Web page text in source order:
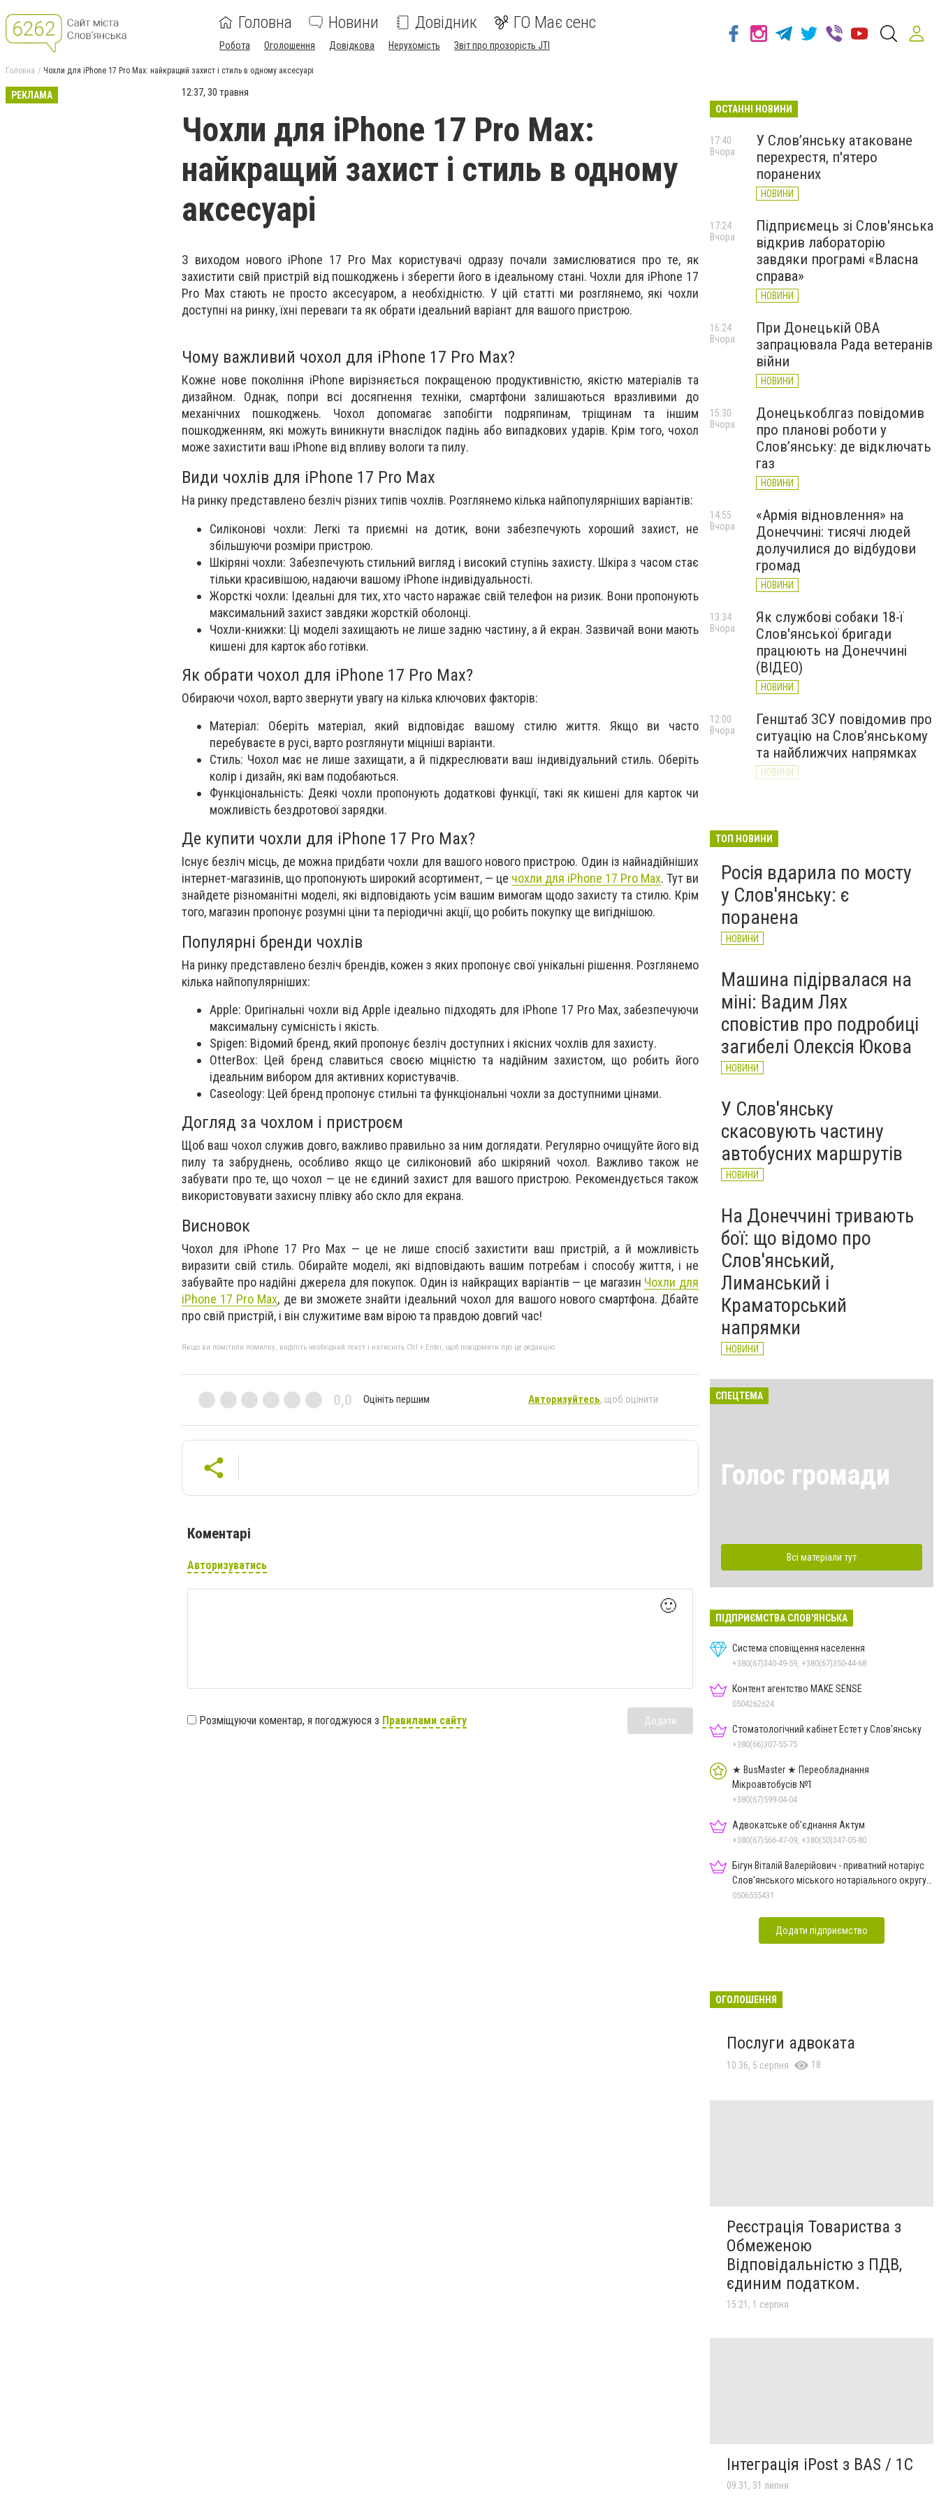
Головна Новини Довідник ГО Має сенс
Робота Оголошення Довідкова Нерухомість Звіт про прозорість JTI
Головна Чохли для iPhone 17 Pro Max: найкращий захист і стиль в одному аксесуарі
РЕКЛАМА 12:37, 30 травня
Чохли для iPhone 17 Pro Max:
найкращий захист і стиль в одному
аксесуарі
З виходом нового iPhone 17 Pro Max користувачі одразу почали замислюватися про те, як
захистити свій пристрій від пошкоджень і зберегти його в ідеальному стані. Чохли для iPhone 17
Pro Max стають не просто аксесуаром, а необхідністю. У цій статті ми розглянемо, які чохли
доступні на ринку, їхні переваги та як обрати ідеальний варіант для вашого пристрою.
Чому важливий чохол для iPhone 17 Pro Max?
Кожне нове покоління iPhone вирізняється покращеною продуктивністю, якістю матеріалів та
дизайном. Однак, попри всі досягнення техніки, смартфони залишаються вразливими до
механічних пошкоджень. Чохол допомагає запобігти подряпинам, тріщинам та іншим
пошкодженням, які можуть виникнути внаслідок падінь або випадкових ударів. Крім того, чохол
може захистити ваш iPhone від впливу вологи та пилу.
Види чохлів для iPhone 17 Pro Max
На ринку представлено безліч різних типів чохлів. Розглянемо кілька найпопулярніших варіантів:
Силіконові чохли: Легкі та приємні на дотик, вони забезпечують хороший захист, не
збільшуючи розміри пристрою.
Шкіряні чохли: Забезпечують стильний вигляд і високий ступінь захисту. Шкіра з часом стає
тільки красивішою, надаючи вашому iPhone індивідуальності.
Жорсткі чохли: Ідеальні для тих, хто часто наражає свій телефон на ризик. Вони пропонують
максимальний захист завдяки жорсткій оболонці.
Чохли-книжки: Ці моделі захищають не лише задню частину, а й екран. Зазвичай вони мають
кишені для карток або готівки.
Як обрати чохол для iPhone 17 Pro Max?
Обираючи чохол, варто звернути увагу на кілька ключових факторів:
Матеріал: Оберіть матеріал, який відповідає вашому стилю життя. Якщо ви часто
перебуваєте в русі, варто розглянути міцніші варіанти.
Стиль: Чохол має не лише захищати, а й підкреслювати ваш індивідуальний стиль. Оберіть
колір і дизайн, які вам подобаються.
Функціональність: Деякі чохли пропонують додаткові функції, такі як кишені для карток чи
можливість бездротової зарядки.
Де купити чохли для iPhone 17 Pro Max?
Існує безліч місць, де можна придбати чохли для вашого нового пристрою. Один із найнадійніших
інтернет-магазинів, що пропонують широкий асортимент, — це чохли для iPhone 17 Pro Max. Тут ви
знайдете різноманітні моделі, які відповідають усім вашим вимогам щодо захисту та стилю. Крім
того, магазин пропонує розумні ціни та періодичні акції, що робить покупку ще вигіднішою.
Популярні бренди чохлів
На ринку представлено безліч брендів, кожен з яких пропонує свої унікальні рішення. Розглянемо
кілька найпопулярніших:
Apple: Оригінальні чохли від Apple ідеально підходять для iPhone 17 Pro Max, забезпечуючи
максимальну сумісність і якість.
Spigen: Відомий бренд, який пропонує безліч доступних і якісних чохлів для захисту.
OtterBox: Цей бренд славиться своєю міцністю та надійним захистом, що робить його
ідеальним вибором для активних користувачів.
Caseology: Цей бренд пропонує стильні та функціональні чохли за доступними цінами.
Догляд за чохлом і пристроєм
Щоб ваш чохол служив довго, важливо правильно за ним доглядати. Регулярно очищуйте його від
пилу та забруднень, особливо якщо це силіконовий або шкіряний чохол. Важливо також не
забувати про те, що чохол — це не єдиний захист для вашого пристрою. Рекомендується також
використовувати захисну плівку або скло для екрана.
Висновок
Чохол для iPhone 17 Pro Max — це не лише спосіб захистити ваш пристрій, а й можливість
виразити свій стиль. Обирайте моделі, які відповідають вашим потребам і способу життя, і не
забувайте про надійні джерела для покупок. Один із найкращих варіантів — це магазин Чохли для
iPhone 17 Pro Max, де ви зможете знайти ідеальний чохол для вашого нового смартфона. Дбайте
про свій пристрій, і він служитиме вам вірою та правдою довгий час!
Якщо ви помітили помилку, виділіть необхідний текст і натисніть Ctrl + Enter, щоб повідомити про це редакцію
0,0 Оцініть першим Авторизуйтесь, щоб оцінити
Коментарі
Авторизуватись
🙂
Розміщуючи коментар, я погоджуюся з Правилами сайту Додати
ОСТАННІ НОВИНИ
У Слов’янську атаковане
перехрестя, п'ятеро
поранених
НОВИНИ
17:40
Вчора
Підприємець зі Слов'янська
відкрив лабораторію
завдяки програмі «Власна
справа»
НОВИНИ
17:24
Вчора
При Донецькій ОВА
запрацювала Рада ветеранів
війни
НОВИНИ
16:24
Вчора
Донецькоблгаз повідомив
про планові роботи у
Слов’янську: де відключать
газ
НОВИНИ
15:30
Вчора
«Армія відновлення» на
Донеччині: тисячі людей
долучилися до відбудови
громад
НОВИНИ
14:55
Вчора
Як службові собаки 18-ї
Слов'янської бригади
працюють на Донеччині
(ВІДЕО)
НОВИНИ
13:34
Вчора
Генштаб ЗСУ повідомив про
ситуацію на Слов’янському
та найближчих напрямках
НОВИНИ
12:00
Вчора
великої війни: 7 серпня
ТОП НОВИНИ
Росія вдарила по мосту
у Слов'янську: є
поранена
НОВИНИ
Машина підірвалася на
міні: Вадим Лях
сповістив про подробиці
загибелі Олексія Юкова
НОВИНИ
У Слов'янську
скасовують частину
автобусних маршрутів
НОВИНИ
На Донеччині тривають
бої: що відомо про
Слов'янський,
Лиманський і
Краматорський
напрямки
НОВИНИ
СПЕЦТЕМА
Голос громади
Всі матеріали тут
ПІДПРИЄМСТВА СЛОВ'ЯНСЬКА
Система сповіщення населення
+380(67)340-49-59, +380(67)350-44-68
Контент агентство MAKE SENSE
0504262624
Стоматологічний кабінет Естет у Слов'янську
+380(66)307-55-75
★ BusMaster ★ Переобладнання
Мікроавтобусів №1
+380(67)599-04-04
Адвокатське об'єднання Актум
+380(67)566-47-09, +380(50)347-05-80
Бігун Віталій Валерійович - приватний нотаріус
Слов'янського міського нотаріального округу
Дон.обл.
0506555431
Додати підприємство
ОГОЛОШЕННЯ
Послуги адвоката
10:36, 5 серпня 18
Реєстрація Товариства з
Обмеженою
Відповідальністю з ПДВ,
єдиним податком.
15:21, 1 серпня
Інтеграція iPost з BAS / 1С
09:31, 31 липня